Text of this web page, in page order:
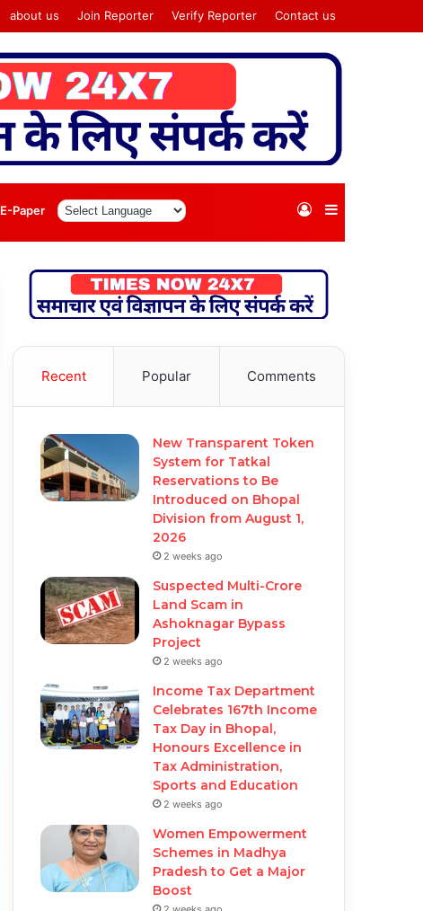
about us Join Reporter Verify Reporter Contact us
E-Paper Sidebar
Log
Recent Popular Comments
New Transparent Token
System for Tatkal
Reservations to Be
Introduced on Bhopal
Division from August 1,
2026
2 weeks ago
Suspected Multi-Crore
Land Scam in
Ashoknagar Bypass
Project
2 weeks ago
Income Tax Department
Celebrates 167th Income
Tax Day in Bhopal,
Honours Excellence in
Tax Administration,
Sports and Education
2 weeks ago
Women Empowerment
Schemes in Madhya
Pradesh to Get a Major
Boost